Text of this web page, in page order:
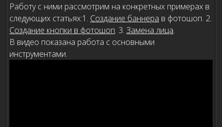
Работу с ними рассмотрим на конкретных примерах в
следующих статьях:1. Создание баннера в фотошоп. 2.
Создание кнопки в фотошоп. 3. Замена лица.
В видео показана работа с основными
инструментами.